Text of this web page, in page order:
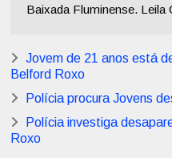
Baixada Fluminense. Leila
Jovem de 21 anos está
Belford Roxo
Polícia procura Jovens
Polícia investiga
Roxo